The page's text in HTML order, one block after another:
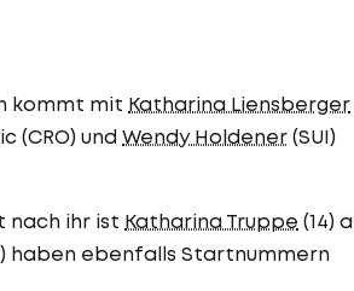
kommt mit Katharina Liensberger
(CRO) und Wendy Holdener (SUI)
nach ihr ist Katharina Truppe (14)
haben ebenfalls Startnummern